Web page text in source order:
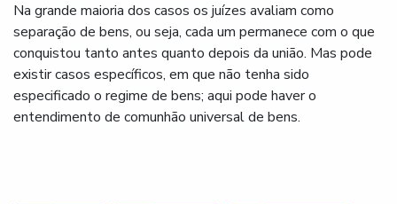
Na grande maioria dos casos os juízes avaliam como
separação de bens, ou seja, cada um permanece com o que
conquistou tanto antes quanto depois da união. Mas pode
existir casos específicos, em que não tenha sido
especificado o regime de bens; aqui pode haver o
entendimento de comunhão universal de bens.